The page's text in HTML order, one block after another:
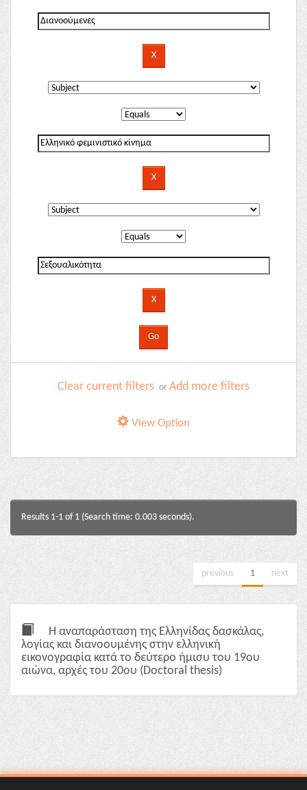
Clear current filters or Add more filters
View Option
Results 1-1 of 1 (Search time: 0.003 seconds).
previous 1 next
Η αναπαράσταση της Ελληνίδας δασκάλας,
λoγίας και διανοουμένης στην ελληνική
εικονογραφία κατά το δεύτερο ήμισυ του 19ου
αιώνα, αρχές του 20ου (Doctoral thesis)